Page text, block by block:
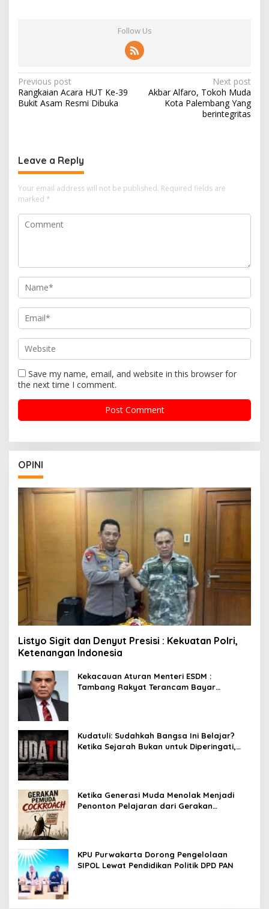
Follow Us
Post
navigation
Previous post
Rangkaian Acara HUT Ke-39
Bukit Asam Resmi Dibuka
Next post
Akbar Alfaro, Tokoh Muda
Kota Palembang Yang
berintegritas
Leave a Reply
Your email address will not be published. Required fields are
marked *
Save my name, email, and website in this browser for
the next time I comment.
OPINI
Listyo Sigit dan Denyut Presisi : Kekuatan Polri,
Ketenangan Indonesia
Kekacauan Aturan Menteri ESDM :
Tambang Rakyat Terancam Bayar
Kudatuli: Sudahkah Bangsa Ini Belajar?
Ketika Sejarah Bukan untuk Diperingati,
Ketika Generasi Muda Menolak Menjadi
Penonton Pelajaran dari Gerakan
KPU Purwakarta Dorong Pengelolaan
SIPOL Lewat Pendidikan Politik DPD PAN